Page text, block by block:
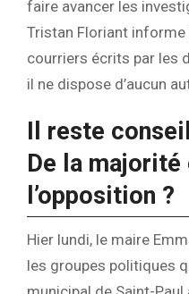
faire avancer les
Tristan Floriant informe
courriers écrits par les
il ne dispose d’aucun
Il reste
De la majorité
l’opposition ?
Hier lundi, le maire
les groupes politiques